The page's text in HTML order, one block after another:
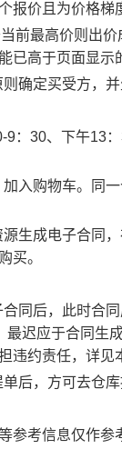
报价且为价格
前最高价则出
已高于页面显示
确定买受方，
：30、下午13
入购物车。同
生成电子合同
买。
同后，此时合
最迟应于合同
违约责任，详见
后，方可去仓
参考信息仅作